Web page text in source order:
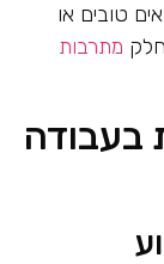
טובים או
מתרבות
בעבודה